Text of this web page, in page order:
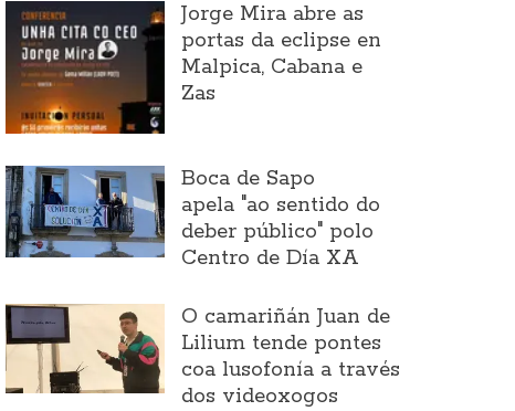
Jorge Mira abre as
portas da eclipse en
Malpica, Cabana e
Zas
Boca de Sapo
apela "ao sentido do
deber público" polo
Centro de Día XA
O camariñán Juan de
Lilium tende pontes
coa lusofonía a través
dos videoxogos